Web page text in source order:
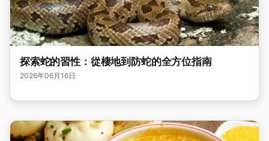
探索蛇的習性：從棲地到防蛇的全方位指南
2026年06月16日